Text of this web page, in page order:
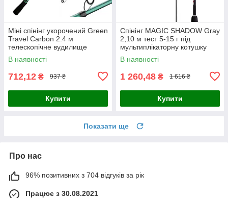
Міні спінінг укорочений Green
Travel Carbon 2.4 м
телескопічне вудилище
В наявності
712,12 ₴ 937 ₴
Купити
Спінінг MAGIC SHADOW Gray
2,10 м тест 5-15 г під
мультиплікаторну котушку
В наявності
1 260,48 ₴ 1 616 ₴
Купити
Показати ще
Про нас
96% позитивних з 704 відгуків за рік
Працює з 30.08.2021